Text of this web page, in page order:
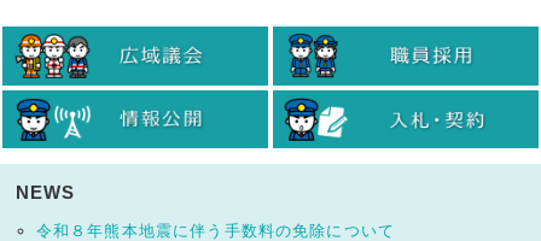
NEWS
令和８年熊本地震に伴う手数料の免除について